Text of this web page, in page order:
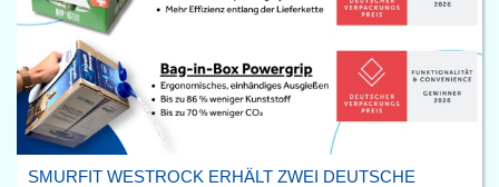
SMURFIT WESTROCK ERHÄLT ZWEI DEUTSCHE